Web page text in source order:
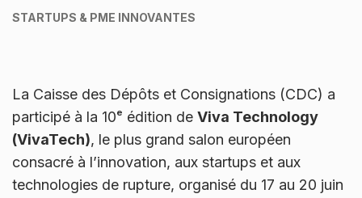
STARTUPS & PME INNOVANTES
La Caisse des Dépôts et Consignations (CDC) a
participé à la 10ᵉ édition de Viva Technology
(VivaTech), le plus grand salon européen
consacré à l’innovation, aux startups et aux
technologies de rupture, organisé du 17 au 20 juin